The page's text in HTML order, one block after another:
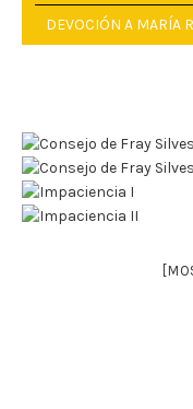
DEVOCIÓN A MARÍA